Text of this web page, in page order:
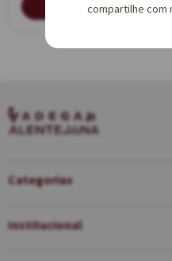
AVISE-ME
Categorias
Institucional
compartilhe com